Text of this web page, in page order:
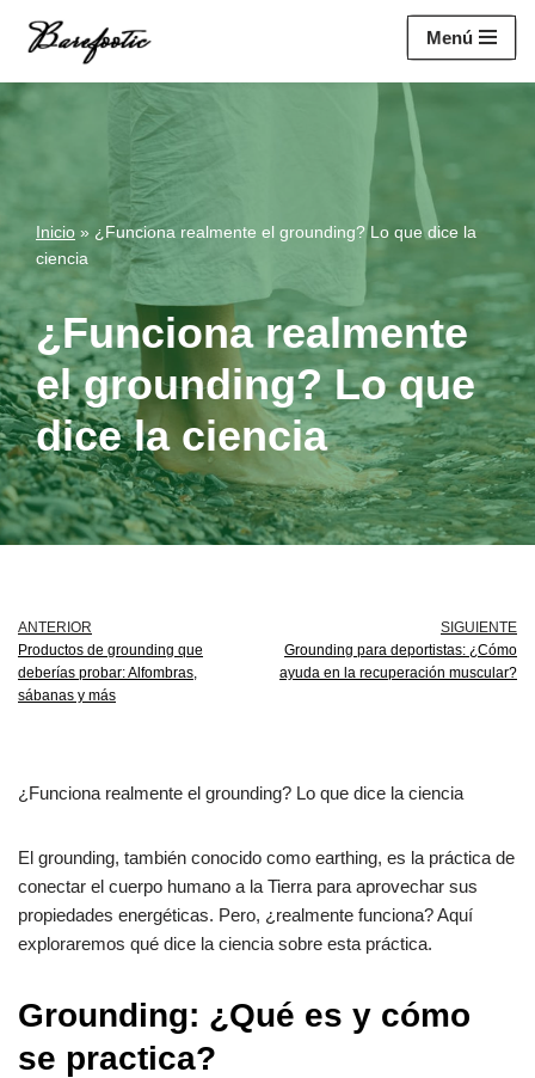
Menú
Inicio » ¿Funciona realmente el grounding? Lo que dice la
ciencia
¿Funciona realmente
el grounding? Lo que
dice la ciencia
ANTERIOR
Productos de grounding que
deberías probar: Alfombras,
sábanas y más
SIGUIENTE
Grounding para deportistas: ¿Cómo
ayuda en la recuperación muscular?
¿Funciona realmente el grounding? Lo que dice la ciencia
El grounding, también conocido como earthing, es la práctica de
conectar el cuerpo humano a la Tierra para aprovechar sus
propiedades energéticas. Pero, ¿realmente funciona? Aquí
exploraremos qué dice la ciencia sobre esta práctica.
Grounding: ¿Qué es y cómo
se practica?